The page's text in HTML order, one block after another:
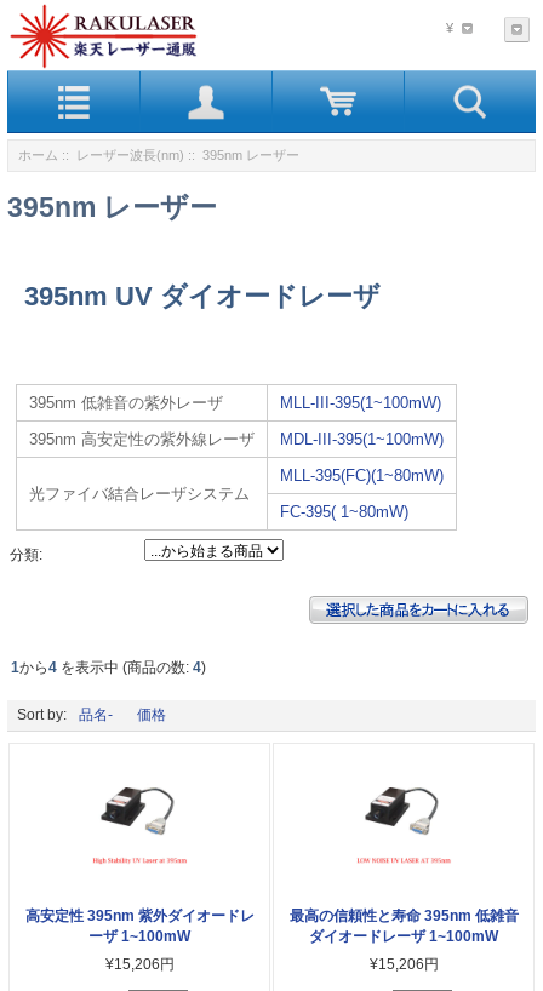
¥
ホーム :: レーザー波長(nm) :: 395nm レーザー
395nm レーザー
395nm UV ダイオードレーザ
395nm 低雑音の紫外レーザ
MLL-III-395(1~100mW)
395nm 高安定性の紫外線レーザ
MDL-III-395(1~100mW)
光ファイバ結合レーザシステム
MLL-395(FC)(1~80mW)
FC-395( 1~80mW)
分類:
1から4 を表示中 (商品の数: 4)
Sort by: 品名- 価格
高安定性 395nm 紫外ダイオードレ
ーザ 1~100mW
¥15,206円
最高の信頼性と寿命 395nm 低雑音
ダイオードレーザ 1~100mW
¥15,206円